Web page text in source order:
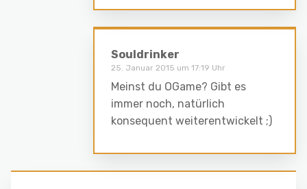
Souldrinker
25. Januar 2015 um 17:19 Uhr
Meinst du OGame? Gibt es
immer noch, natürlich
konsequent weiterentwickelt ;)